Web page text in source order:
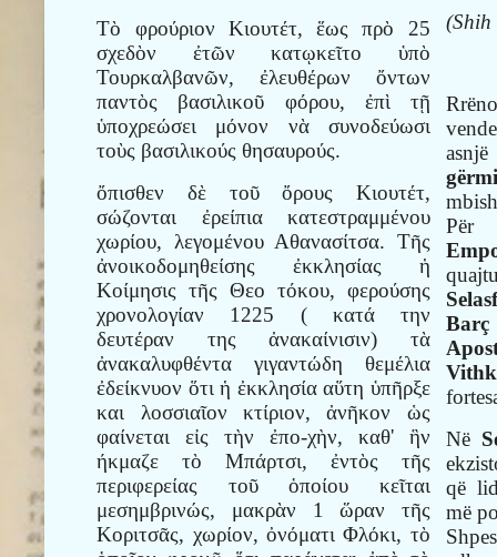
Τὸ φρούριον Κιουτέτ, ἕως πρὸ 25
σχεδὸν ἐτῶν κατῳκεῖτο ὑπὸ
Τουρκαλβανῶν, ἐλευθέρων ὄντων
παντὸς βασιλικοῦ φόρου, ἐπὶ τῇ
ὑποχρεώσει μόνον νὰ συνοδεύωσι
τοὺς βασιλικούς θησαυρούς.
ὄπισθεν δὲ τοῦ ὄρους Κιουτέτ,
σώζονται ἐρείπια κατεστραμμένου
χωρίου, λεγομένου Αθανασίτσα. Τῆς
ἀνοικοδομηθείσης ἐκκλησίας ἡ
Κοίμησις τῆς Θεο τόκου, φερούσης
χρονολογίαν 1225 ( κατά την
δευτέραν της ἀνακαίνισιν) τὰ
ἀνακαλυφθέντα γιγαντώδη θεμέλια
ἐδείκνυον ὅτι ἡ ἐκκλησία αὕτη ὑπῆρξε
και λοσσιαῖον κτίριον, ἀνῆκον ὡς
φαίνεται εἰς τὴν ἐπο-χὴν, καθ' ἣν
ήκμαζε τὸ Μπάρτσι, ἐντὸς τῆς
περιφερείας τοῦ ὁποίου κεῖται
μεσημβρινώς, μακρὰν 1 ὥραν τῆς
Κοριτσᾶς, χωρίον, ὀνόματι Φλόκι, τὸ
(Shih
Për
Barç
Në
që
më